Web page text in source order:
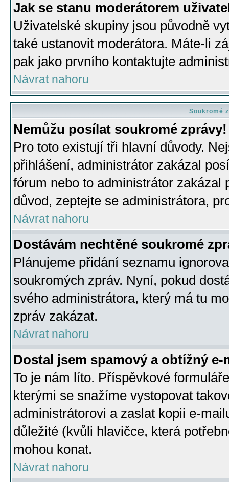
Jak se stanu moderátorem
Uživatelské skupiny jsou původně
také ustanovit moderátora. Máte-li
pak jako prvního kontaktujte
Návrat nahoru
Soukromé
Nemůžu posílat soukromé zprávy!
Pro toto existují tři hlavní důvody.
přihlášení, administrátor zakázal
fórum nebo to administrátor zakázal
důvod, zeptejte se administrátora,
Návrat nahoru
Dostávám nechtěné soukromé
Plánujeme přidání seznamu
soukromých zpráv. Nyní, pokud
svého administrátora, který má tu
zpráv zakázat.
Návrat nahoru
Dostal jsem spamový a obtížný
To je nám líto. Příspěvkové
kterými se snažíme vystopovat
administrátorovi a zaslat kopii e-
důležité (kvůli hlavičce, která
mohou konat.
Návrat nahoru